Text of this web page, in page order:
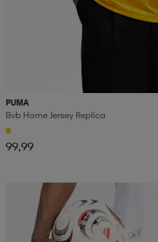
PUMA
Bvb Home Jersey Replica
99,99